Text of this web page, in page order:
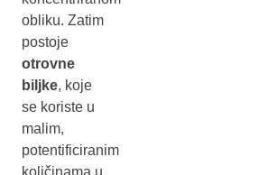
obliku. Zatim
postoje
otrovne
biljke, koje
se koriste u
malim,
potentificiranim
količinama u